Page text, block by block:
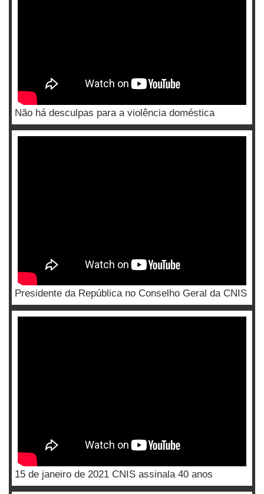
Não há desculpas para a violência doméstica
Presidente da República no Conselho Geral da CNIS
15 de janeiro de 2021 CNIS assinala 40 anos